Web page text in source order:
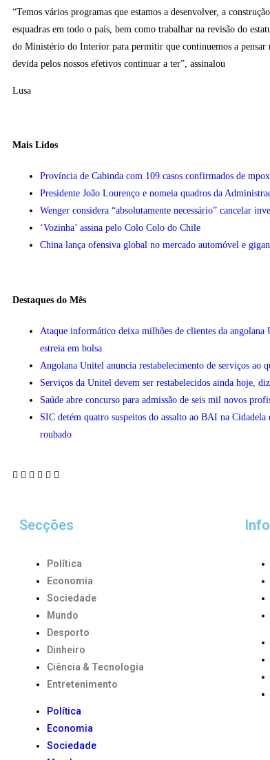
“Temos vários programas que estamos a desenvolver, a
esquadras em todo o país, bem como trabalhar na revisão do
do Ministério do Interior para permitir que continuemos a pensar
devida pelos nossos efetivos continuar a ter”, assinalou
Lusa
Mais Lidos
Província de Cabinda com 109 casos confirmados de mpox
Presidente João Lourenço e nomeia quadros da
Wenger considera “absolutamente necessário” cancelar
‘Vozinha’ assina pelo Colo Colo do Chile
China lança ofensiva global no mercado automóvel e
Destaques do Mês
Ataque informático deixa milhões de clientes da angolana
estreia em bolsa
Angolana Unitel anuncia restabelecimento de serviços ao
Serviços da Unitel devem ser restabelecidos ainda hoje,
Saúde abre concurso para admissão de seis mil novos
SIC detém quatro suspeitos do assalto ao BAI na
roubado
Secções
Política
Economia
Sociedade
Mundo
Desporto
Dinheiro
Ciência & Tecnologia
Entretenimento
Política
Economia
Sociedade